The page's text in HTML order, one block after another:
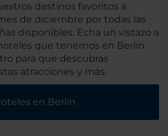
destinos favoritos a
de diciembre por todas las
disponibles. Echa un vistazo a
que tenemos en Berlín
para que descubras
atracciones y más.
en Berlín